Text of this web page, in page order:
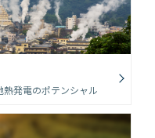
発電のポテンシャル